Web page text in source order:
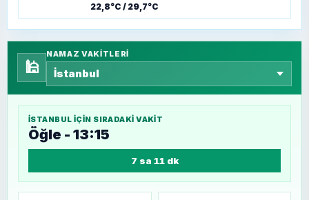
22,8°C / 29,7°C
🕌
NAMAZ VAKITLERI
İSTANBUL IÇIN SIRADAKI VAKIT
Öğle - 13:15
7 sa 11 dk